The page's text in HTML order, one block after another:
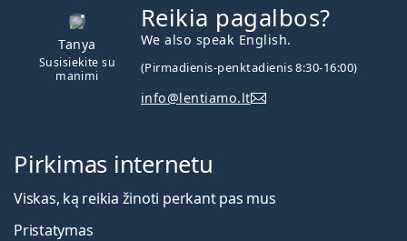
Tanya
Susisiekite su
manimi
Reikia pagalbos?
We also speak English.
(Pirmadienis-penktadienis 8:30-16:00)
info@lentiamo.lt
Pirkimas internetu
Viskas, ką reikia žinoti perkant pas mus
Pristatymas